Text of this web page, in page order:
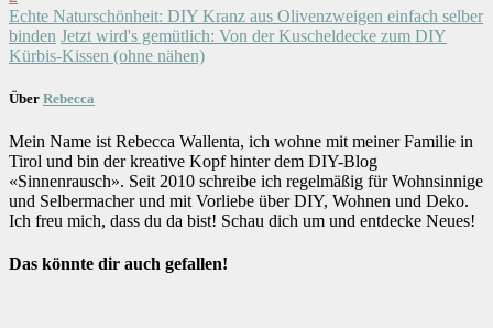
Echte Naturschönheit: DIY Kranz aus Olivenzweigen einfach selber
binden Jetzt wird's gemütlich: Von der Kuscheldecke zum DIY
Kürbis-Kissen (ohne nähen)
Über Rebecca
Mein Name ist Rebecca Wallenta, ich wohne mit meiner Familie in
Tirol und bin der kreative Kopf hinter dem DIY-Blog
«Sinnenrausch». Seit 2010 schreibe ich regelmäßig für Wohnsinnige
und Selbermacher und mit Vorliebe über DIY, Wohnen und Deko.
Ich freu mich, dass du da bist! Schau dich um und entdecke Neues!
Das könnte dir auch gefallen!